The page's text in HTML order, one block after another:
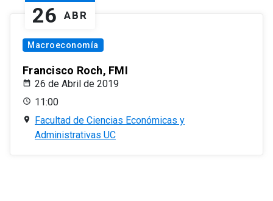
26 ABR
Macroeconomía
Francisco Roch, FMI
26 de Abril de 2019
11:00
Facultad de Ciencias Económicas y
Administrativas UC